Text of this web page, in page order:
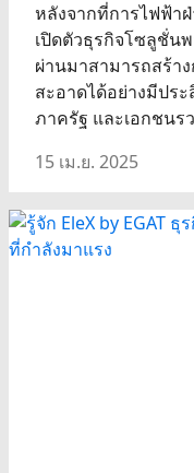
หลังจากที่การไฟฟ้า
เปิดตัวธุรกิจโซลูชั่น
ผ่านมาสามารถสร้า
สะอาดได้อย่างมีปร
ภาครัฐ และเอกชน
15 เม.ย. 2025